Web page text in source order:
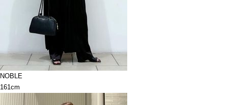
NOBLE
161cm